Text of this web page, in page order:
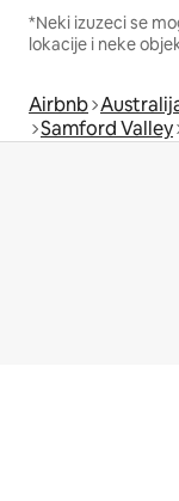
*Neki izuzeci se
lokacije i neke
Airbnb
Samford Valley